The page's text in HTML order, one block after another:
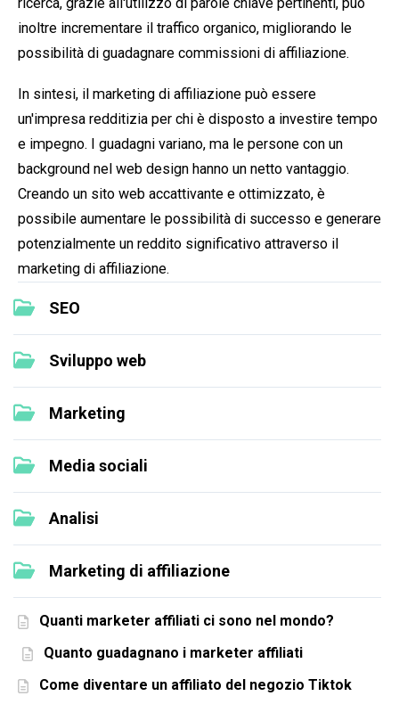
SEO
Sviluppo web
Marketing
Media sociali
Analisi
Marketing di affiliazione
Quanti marketer affiliati ci sono nel mondo?
Quanto guadagnano i marketer affiliati
Come diventare un affiliato del negozio Tiktok
inoltre incrementare il traffico organico, migliorando le
possibilità di guadagnare commissioni di affiliazione.
In sintesi, il marketing di affiliazione può essere
un'impresa redditizia per chi è disposto a investire tempo
e impegno. I guadagni variano, ma le persone con un
background nel web design hanno un netto vantaggio.
Creando un sito web accattivante e ottimizzato, è
possibile aumentare le possibilità di successo e generare
potenzialmente un reddito significativo attraverso il
marketing di affiliazione.